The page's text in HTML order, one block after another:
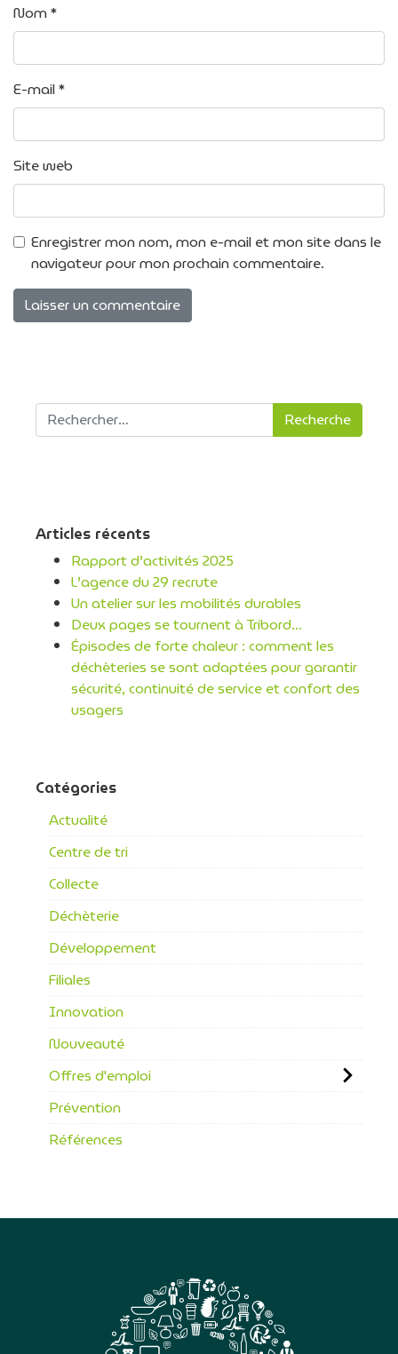
Nom*
E-mail*
Site web
Enregistrer mon nom, mon e-mail et mon site dans le
navigateur pour mon prochain commentaire.
Recherche pour :
Articles récents
Rapport d’activités 2025
L’agence du 29 recrute
Un atelier sur les mobilités durables
Deux pages se tournent à Tribord…
Épisodes de forte chaleur : comment les
déchèteries se sont adaptées pour garantir
sécurité, continuité de service et confort des
usagers
Catégories
Actualité
Centre de tri
Collecte
Déchèterie
Développement
Filiales
Innovation
Nouveauté
Offres d'emploi
Prévention
Références